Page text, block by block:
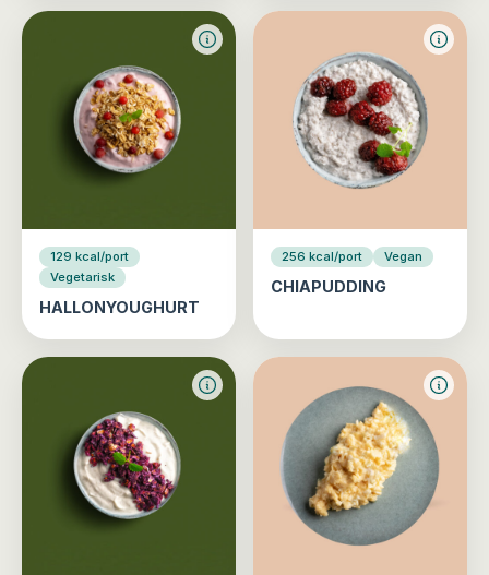
129 kcal/port
Vegetarisk
HALLONYOUGHURT
256 kcal/port Vegan
CHIAPUDDING